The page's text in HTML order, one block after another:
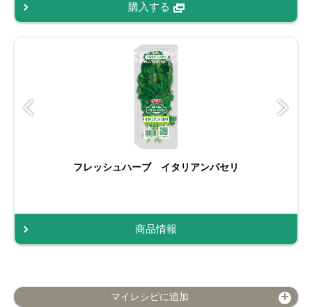
購入する
フレッシュハーブ イタリアンパセリ
商品情報
マイレシピに追加